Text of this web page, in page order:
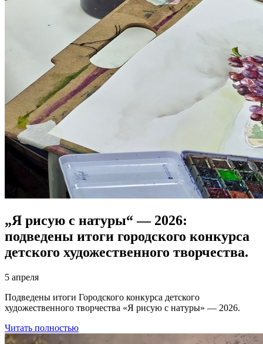
„Я рисую с натуры“ — 2026:
подведены итоги городского конкурса
детского художественного творчества.
5 апреля
Подведены итоги Городского конкурса детского
художественного творчества «Я рисую с натуры» — 2026.
Читать полностью